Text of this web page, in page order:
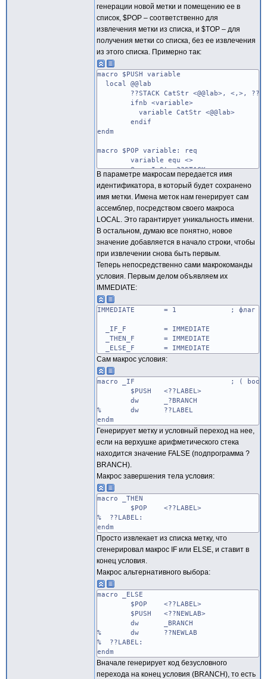
генерации новой метки и помещению ее в
список, $POP – соответственно для
извлечения метки из списка, и $TOP – для
получения метки со списка, без ее извлечения
из этого списка. Примерно так:
macro $PUSH variable
local @@lab
??STACK CatStr <@@lab>, <,>,
ifnb <variable>
variable CatStr <@@lab>
endif
endm
macro $POP variable: req
variable equ <>
@pos InStr ??STACK, <,>
if @pos
@pos = @pos-1
variable SubStr ??STACK, 1,
@pos = @pos+2
??STACK SubStr ??STACK,
endif
macro $TOP variable: req
variable equ <>
@pos InStr ??STACK, <,>
if @pos
@pos = @pos-1
variable SubStr ??STACK, 1,
endif
В параметре макросам передается имя
идентификатора, в который будет сохранено
имя метки. Имена меток нам генерирует сам
ассемблер, посредством своего макроса
LOCAL. Это гарантирует уникальность имени.
В остальном, думаю все понятно, новое
значение добавляется в начало строки, чтобы
при извлечении снова быть первым.
Теперь непосредственно сами макрокоманды
условия. Первым делом объявляем их
IMMEDIATE:
IMMEDIATE = 1 ; флаг слов
_IF_F = IMMEDIATE
_THEN_F = IMMEDIATE
_ELSE_F = IMMEDIATE
Сам макрос условия:
macro _IF ; ( bool
$PUSH <??LABEL>
dw _?BRANCH
% dw ??LABEL
endm
Генерирует метку и условный переход на нее,
если на верхушке арифметического стека
находится значение FALSE (подпрограмма ?
BRANCH).
Макрос завершения тела условия:
macro _THEN
$POP <??LABEL>
% ??LABEL:
endm
Просто извлекает из списка метку, что
сгенерировал макрос IF или ELSE, и ставит в
конец условия.
Макрос альтернативного выбора:
macro _ELSE
$POP <??LABEL>
$PUSH <??NEWLAB>
dw _BRANCH
% dw ??NEWLAB
% ??LABEL:
endm
Вначале генерирует код безусловного
перехода на конец условия (BRANCH), то есть